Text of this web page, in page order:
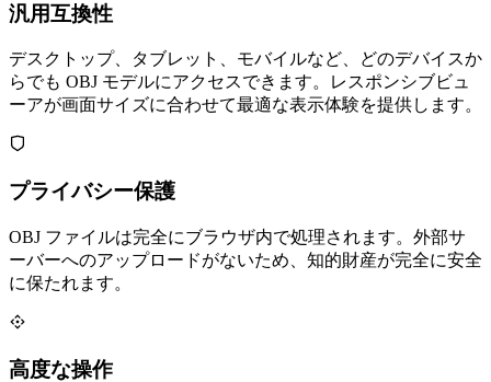
汎用互換性
デスクトップ、タブレット、モバイルなど、どのデバイスか
らでも OBJ モデルにアクセスできます。レスポンシブビュ
ーアが画面サイズに合わせて最適な表示体験を提供します。
プライバシー保護
OBJ ファイルは完全にブラウザ内で処理されます。外部サ
ーバーへのアップロードがないため、知的財産が完全に安全
に保たれます。
高度な操作